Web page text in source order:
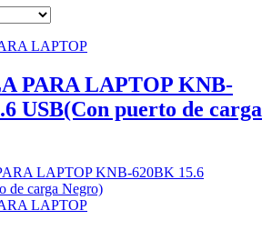
LAPTOP
PARA LAPTOP KNB-
USB(Con puerto de carga
LAPTOP